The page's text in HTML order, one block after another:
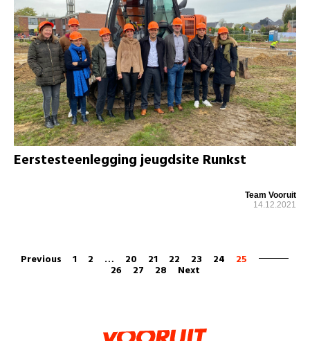
Eerstesteenlegging jeugdsite Runkst
Team Vooruit
14.12.2021
Previous 1 2 … 20 21 22 23 24 25
26 27 28 Next